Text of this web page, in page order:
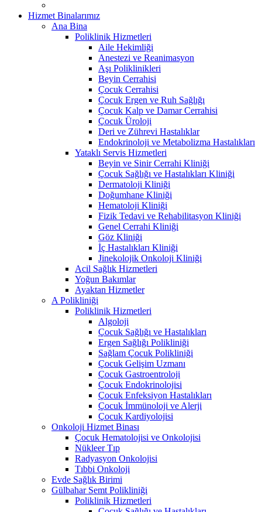
Hizmet Binalarımız
Ana Bina
Poliklinik Hizmetleri
Aile Hekimliği
Anestezi ve Reanimasyon
Aşı Poliklinikleri
Beyin Cerrahisi
Çocuk Cerrahisi
Çocuk Ergen ve Ruh Sağlığı
Çocuk Kalp ve Damar Cerrahisi
Çocuk Üroloji
Deri ve Zührevi Hastalıklar
Endokrinoloji ve Metabolizma Hastalıkları
Yataklı Servis Hizmetleri
Beyin ve Sinir Cerrahi Kliniği
Çocuk Sağlığı ve Hastalıkları Kliniği
Dermatoloji Kliniği
Doğumhane Kliniği
Hematoloji Kliniği
Fizik Tedavi ve Rehabilitasyon Kliniği
Genel Cerrahi Kliniği
Göz Kliniği
İç Hastalıkları Kliniği
Jinekolojik Onkoloji Kliniği
Acil Sağlık Hizmetleri
Yoğun Bakımlar
Ayaktan Hizmetler
A Polikliniği
Poliklinik Hizmetleri
Algoloji
Çocuk Sağlığı ve Hastalıkları
Ergen Sağlığı Polikliniği
Sağlam Çocuk Polikliniği
Çocuk Gelişim Uzmanı
Çocuk Gastroentroloji
Çocuk Endokrinolojisi
Çocuk Enfeksiyon Hastalıkları
Çocuk İmmünoloji ve Alerji
Çocuk Kardiyolojisi
Onkoloji Hizmet Binası
Çocuk Hematolojisi ve Onkolojisi
Nükleer Tıp
Radyasyon Onkolojisi
Tıbbi Onkoloji
Evde Sağlık Birimi
Gülbahar Semt Polikliniği
Poliklinik Hizmetleri